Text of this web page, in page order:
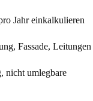
Jahr einkalkulieren
Fassade, Leitungen
nicht umlegbare